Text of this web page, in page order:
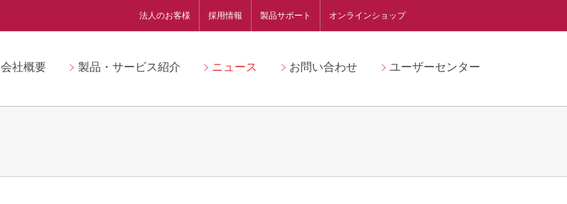
法人のお客様 採用情報 製品サポート オンラインショップ
会社概要 製品・サービス紹介 ニュース お問い合わせ ユーザーセンター